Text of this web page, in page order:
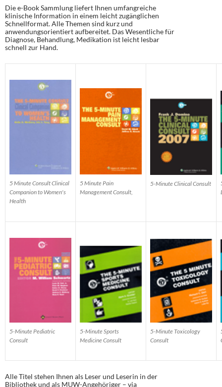
Die e-Book Sammlung liefert Ihnen umfangreiche
klinische Information in einem leicht zugänglichen
Schnellformat. Alle Themen sind kurz und
anwendungsorientiert aufbereitet. Das Wesentliche für
Diagnose, Behandlung, Medikation ist leicht lesbar
schnell zur Hand.
5 Minute Consult Clinical
Companion to Women's
Health
5 Minute Pain
Management Consult,
5-Minute Clinical Consult
5-Minute Pediatric
Consult
5-Minute Sports
Medicine Consult
5-Minute Toxicology
Consult
Alle Titel stehen Ihnen als Leser und Leserin in der
Bibliothek und als MUW-Angehöriger – via